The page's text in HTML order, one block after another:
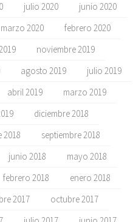
julio 2020
junio 2020
marzo 2020
febrero 2020
noviembre 2019
agosto 2019
julio 2019
abril 2019
marzo 2019
diciembre 2018
2018
septiembre 2018
junio 2018
mayo 2018
febrero 2018
enero 2018
2017
octubre 2017